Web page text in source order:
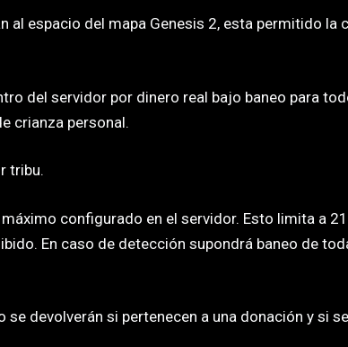
espacio del mapa Genesis 2, esta permitido
del servidor por dinero real bajo baneo para
crianza personal.
tribu.
configurado en el servidor. Esto limita a
En caso de detección supondrá baneo de
devolverán si pertenecen a una donación y si